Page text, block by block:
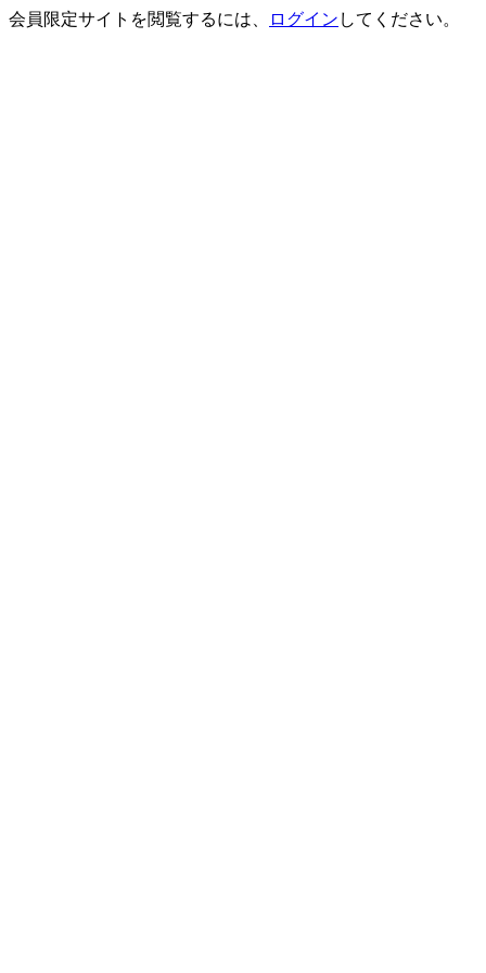
会員限定サイトを閲覧するには、 ログイン してください。